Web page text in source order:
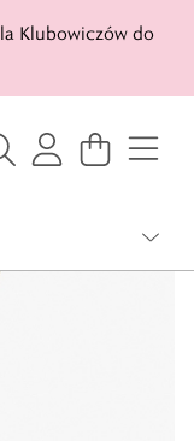
Klubowiczów do